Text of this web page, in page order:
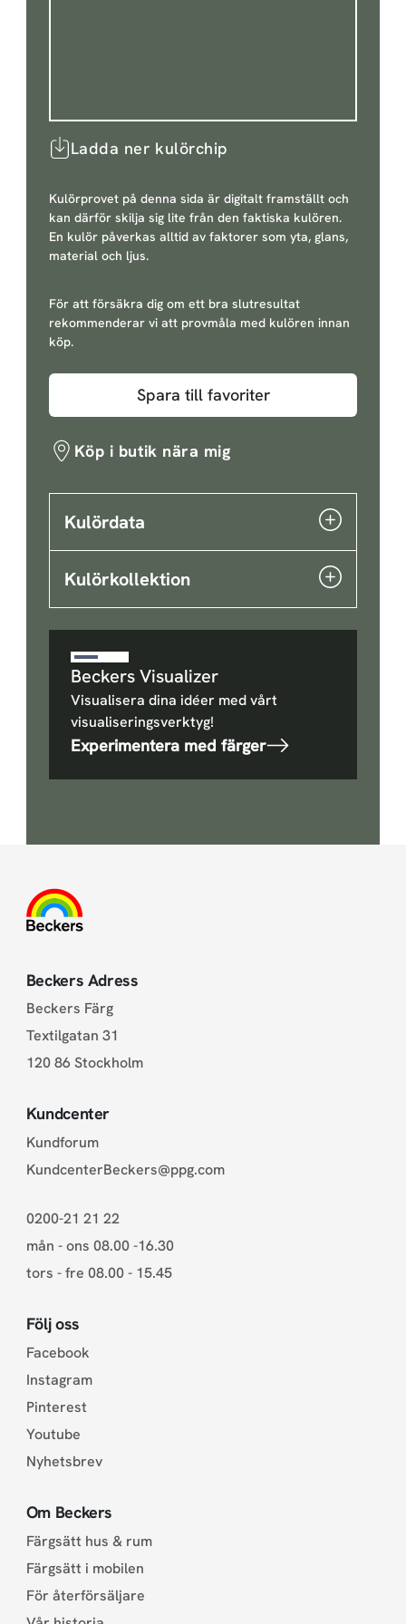
Ladda ner kulörchip
Kulörprovet på denna sida är digitalt framställt och
kan därför skilja sig lite från den faktiska kulören.
En kulör påverkas alltid av faktorer som yta, glans,
material och ljus.
För att försäkra dig om ett bra slutresultat
rekommenderar vi att provmåla med kulören innan
köp.
Spara till favoriter
Köp i butik nära mig
Kulördata
Kulörkollektion
Beckers Visualizer
Visualisera dina idéer med vårt
visualiseringsverktyg!
Experimentera med färger
Beckers Adress
Beckers Färg
Textilgatan 31
120 86 Stockholm
Kundcenter
Kundforum
KundcenterBeckers@ppg.com
0200-21 21 22
mån - ons 08.00 -16.30
tors - fre 08.00 - 15.45
Följ oss
Facebook
Instagram
Pinterest
Youtube
Nyhetsbrev
Om Beckers
Färgsätt hus & rum
Färgsätt i mobilen
För återförsäljare